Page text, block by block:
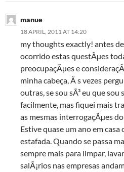
manue
18 APRIL, 2011 AT 14:20
my thoughts exactly! antes
ocorrido estas questÃµes
preocupaçÃµes e
minha cabeça, Ã s vezes
outras, se sou sÃ³ eu que sou
facilmente, mas fiquei mais
as mesmas interrogaçÃµes
Estive quase um ano em
estafada. Quando se passa
sempre mais para limpar,
salÃ¡rios nas empresas